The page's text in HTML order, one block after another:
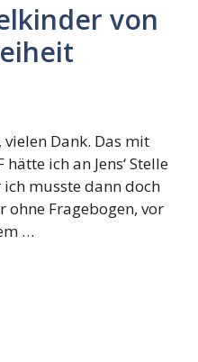
von
Dank. Das mit
ich an Jens‘ Stelle
musste dann doch
Fragebogen, vor
…